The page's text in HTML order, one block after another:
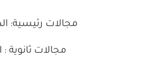
مجالات رئيسية:
مجالات ثانوية